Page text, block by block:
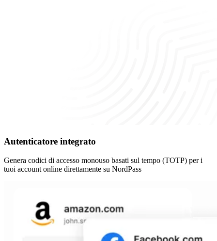
Autenticatore integrato
Genera codici di accesso monouso basati sul tempo (TOTP) per i
tuoi account online direttamente su NordPass